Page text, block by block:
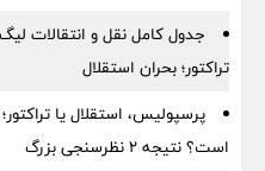
جدول کامل نقل و انتقالات
تراکتور؛ بحران استقلال
پرسپولیس، استقلال یا
است؟ نتیجه ۲ نظرسنجی بزرگ